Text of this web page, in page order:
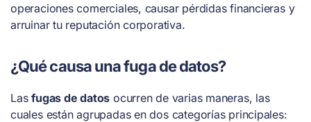
operaciones comerciales, causar pérdidas financieras y
arruinar tu reputación corporativa.
¿Qué causa una fuga de datos?
Lasfugas de datos ocurren de varias maneras, las
cuales están agrupadas en dos categorías principales: